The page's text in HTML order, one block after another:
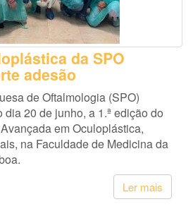
da SPO
adesão
de Oftalmologia (SPO)
20 de junho, a 1.ª edição do
em Oculoplástica,
na Faculdade de Medicina da
Ler mais